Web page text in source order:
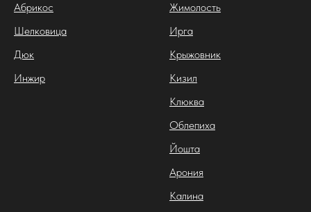
Абрикос
Шелковица
Дюк
Инжир
Жимолость
Ирга
Крыжовник
Кизил
Клюква
Облепиха
Йошта
Арония
Калина